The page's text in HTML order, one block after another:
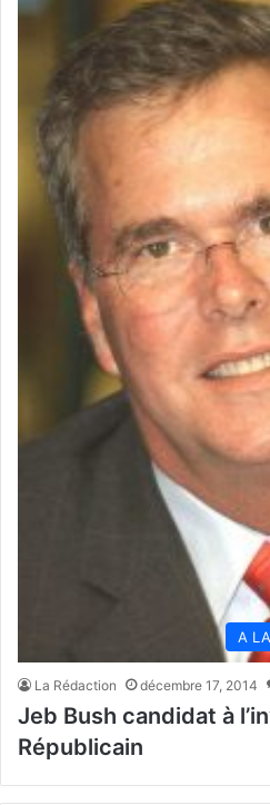
A
La Rédaction décembre 17, 2014
Jeb Bush candidat à
Républicain